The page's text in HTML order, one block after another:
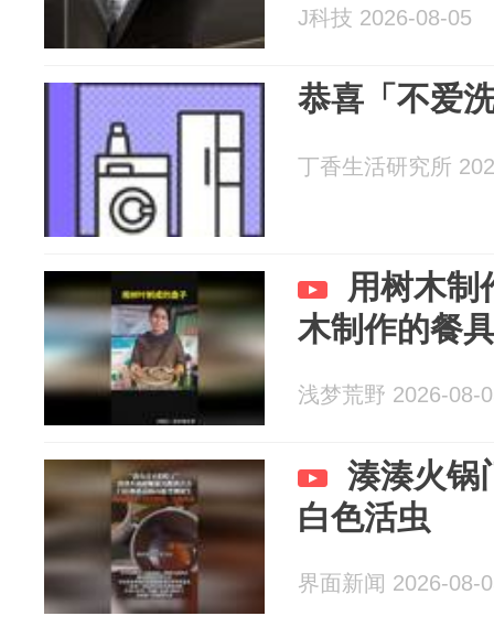
J科技 2026-08-05
恭喜「不爱
丁香生活研究所
用树木制
木制作的餐
浅梦荒野 2026-08-
湊湊火锅
白色活虫
界面新闻 2026-08-